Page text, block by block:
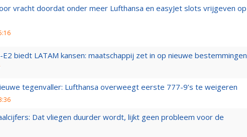
vracht doordat onder meer Lufthansa en easyJet slots vrijgeven op
biedt LATAM kansen: maatschappij zet in op nieuwe bestemmingen
tegenvaller: Lufthansa overweegt eerste 777-9’s te weigeren
Dat vliegen duurder wordt, lijkt geen probleem voor de